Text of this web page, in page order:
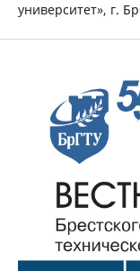
университет», г.